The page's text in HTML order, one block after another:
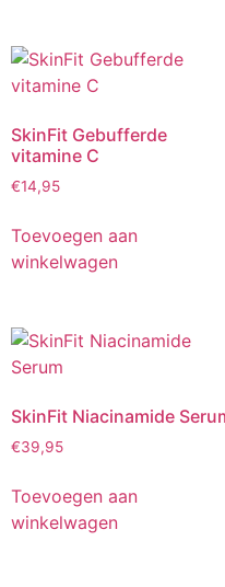
SkinFit Gebufferde
vitamine C
€14,95
Toevoegen aan
winkelwagen
SkinFit Niacinamide
€39,95
Toevoegen aan
winkelwagen